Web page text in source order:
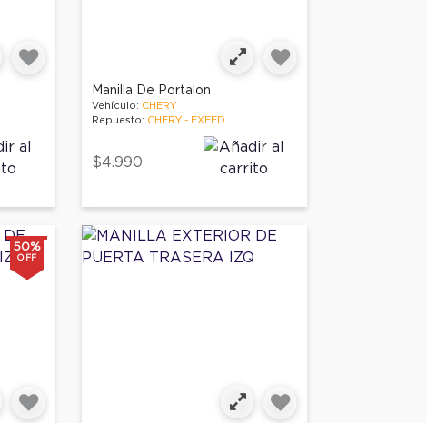
Manilla De Portalon
Vehículo: CHERY
Repuesto: CHERY - EXEED
$4.990
50%
OFF